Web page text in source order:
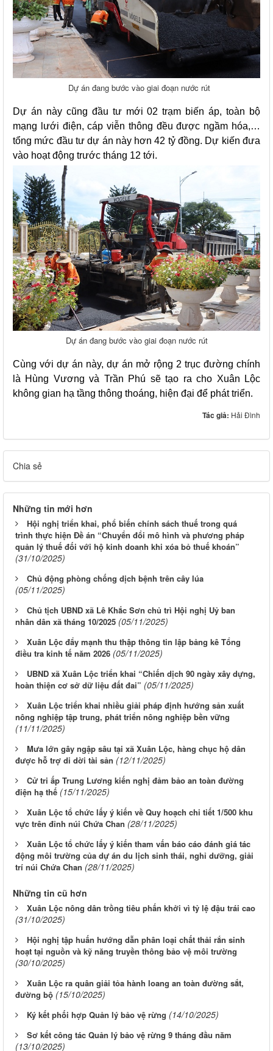
Dự án đang bước vào giai đoạn nước rút
Dự án này cũng đầu tư mới 02 trạm biến áp, toàn bộ
mạng lưới điện, cáp viễn thông đều được ngầm hóa,…
tổng mức đầu tư dự án này hơn 42 tỷ đồng. Dự kiến đưa
vào hoạt động trước tháng 12 tới.
Dự án đang bước vào giai đoạn nước rút
Cùng với dự án này, dự án mở rộng 2 trục đường chính
là Hùng Vương và Trần Phú sẽ tạo ra cho Xuân Lộc
không gian hạ tầng thông thoáng, hiện đại để phát triển.
Tác giả: Hải Đình
Chia sẻ
Những tin mới hơn
Hội nghị triển khai, phổ biến chính sách thuế trong quá
trình thực hiện Đề án “Chuyển đổi mô hình và phương pháp
quản lý thuế đối với hộ kinh doanh khi xóa bỏ thuế khoán”
(31/10/2025)
Chủ động phòng chống dịch bệnh trên cây lúa
(05/11/2025)
Chủ tịch UBND xã Lê Khắc Sơn chủ trì Hội nghị Uỷ ban
nhân dân xã tháng 10/2025 (05/11/2025)
Xuân Lộc đẩy mạnh thu thập thông tin lập bảng kê Tổng
điều tra kinh tế năm 2026 (05/11/2025)
UBND xã Xuân Lộc triển khai “Chiến dịch 90 ngày xây dựng,
hoàn thiện cơ sở dữ liệu đất đai” (05/11/2025)
Xuân Lộc triển khai nhiều giải pháp định hướng sản xuất
nông nghiệp tập trung, phát triển nông nghiệp bền vững
(11/11/2025)
Mưa lớn gây ngập sâu tại xã Xuân Lộc, hàng chục hộ dân
được hỗ trợ di dời tài sản (12/11/2025)
Cử tri ấp Trung Lương kiến nghị đảm bảo an toàn đường
điện hạ thế (15/11/2025)
Xuân Lộc tổ chức lấy ý kiến về Quy hoạch chi tiết 1/500 khu
vực trên đỉnh núi Chứa Chan (28/11/2025)
Xuân Lộc tổ chức lấy ý kiến tham vấn báo cáo đánh giá tác
động môi trường của dự án du lịch sinh thái, nghỉ dưỡng, giải
trí núi Chứa Chan (28/11/2025)
Những tin cũ hơn
Xuân Lộc nông dân trồng tiêu phấn khởi vì tỷ lệ đậu trái cao
(31/10/2025)
Hội nghị tập huấn hướng dẫn phân loại chất thải rắn sinh
hoạt tại nguồn và kỹ năng truyền thông bảo vệ môi trường
(30/10/2025)
Xuân Lộc ra quân giải tỏa hành loang an toàn đường sắt,
đường bộ (15/10/2025)
Ký kết phối hợp Quản lý bảo vệ rừng (14/10/2025)
Sơ kết công tác Quản lý bảo vệ rừng 9 tháng đầu năm
(13/10/2025)